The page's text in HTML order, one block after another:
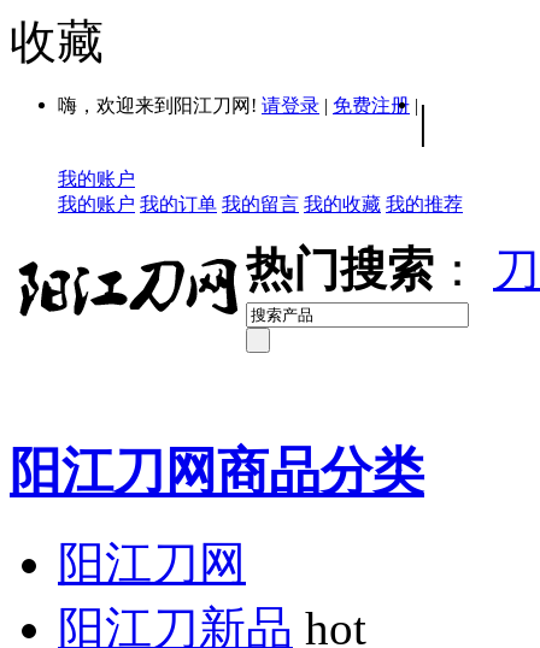
收藏
嗨，欢迎来到阳江刀网! 请登录 | 免费注册 | |
我的账户
我的账户 我的订单 我的留言 我的收藏 我的推荐
热门搜索 ：
阳江刀网商品分类
阳江刀网
阳江刀新品 hot